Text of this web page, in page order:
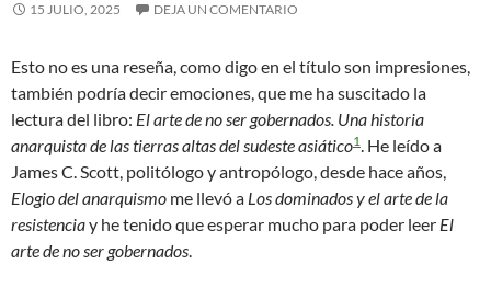
15 JULIO, 2025 DEJA UN COMENTARIO
Esto no es una reseña, como digo en el título son impresiones,
también podría decir emociones, que me ha suscitado la
lectura del libro: El arte de no ser gobernados. Una historia
anarquista de las tierras altas del sudeste asiático1. He leído a
James C. Scott, politólogo y antropólogo, desde hace años,
Elogio del anarquismo me llevó a Los dominados y el arte de la
resistenciay he tenido que esperar mucho para poder leer El
arte de no ser gobernados.